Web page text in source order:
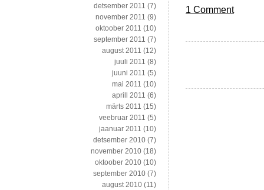
1 Comment
detsember 2011 (7)
november 2011 (9)
oktoober 2011 (10)
september 2011 (7)
august 2011 (12)
juuli 2011 (8)
juuni 2011 (5)
mai 2011 (10)
aprill 2011 (6)
märts 2011 (15)
veebruar 2011 (5)
jaanuar 2011 (10)
detsember 2010 (7)
november 2010 (18)
oktoober 2010 (10)
september 2010 (7)
august 2010 (11)